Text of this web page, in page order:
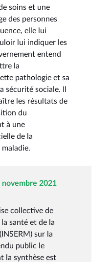
soins et une
des personnes
elle lui
lui indiquer les
entend
la
pathologie et sa
sécurité sociale. Il
les résultats de
du
à une
de la
novembre 2021
collective de
santé et de la
sur la
public le
la synthèse est